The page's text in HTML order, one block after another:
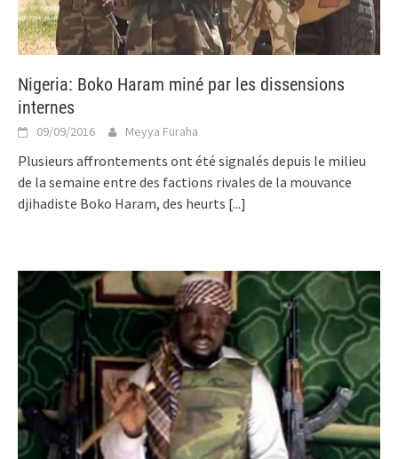
Nigeria: Boko Haram miné par les dissensions
internes
09/09/2016 Meyya Furaha
Plusieurs affrontements ont été signalés depuis le milieu
de la semaine entre des factions rivales de la mouvance
djihadiste Boko Haram, des heurts [...]